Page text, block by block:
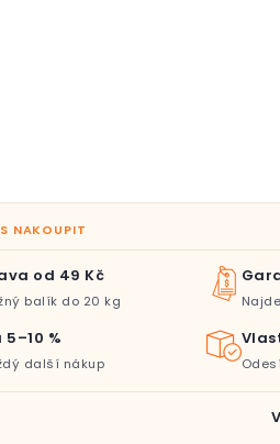
NAKOUPIT
od 49 Kč
balík do 20 kg
5–10 %
další nákup